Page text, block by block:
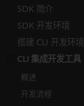
SDK 简介
SDK 开发环境
搭建 CLI 开发环境
CLI 集成开发工具
概述
开发流程